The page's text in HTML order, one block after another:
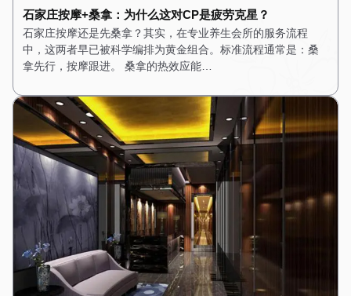
石家庄按摩+桑拿：为什么这对CP是疲劳克星？
石家庄按摩还是先桑拿？其实，在专业养生会所的服务流程
中，这两者早已被科学编排为黄金组合。标准流程通常是：桑
拿先行，按摩跟进。 桑拿的热效应能…